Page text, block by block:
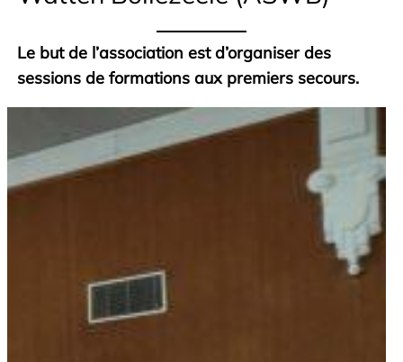
Le but de l’association est d’organiser des
sessions de formations aux premiers secours.